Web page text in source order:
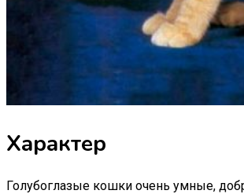
Характер
Голубоглазые кошки очень умные,